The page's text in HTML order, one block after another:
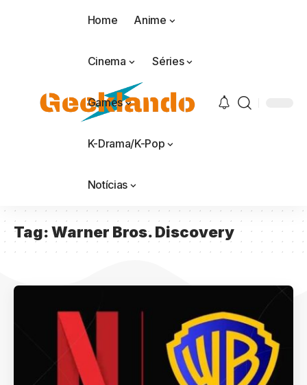
Home Anime
Cinema Séries
Games
K-Drama/K-Pop
Notícias
Tag:Warner Bros. Discovery